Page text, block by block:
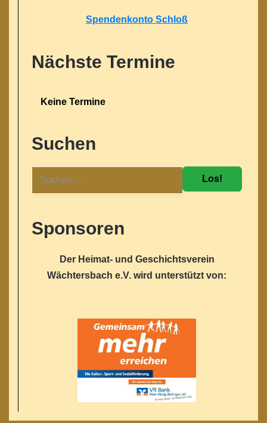
Spendenkonto Schloß
Nächste Termine
Keine Termine
Suchen
Los!
Sponsoren
Der Heimat- und Geschichtsverein
Wächtersbach e.V. wird unterstützt von: